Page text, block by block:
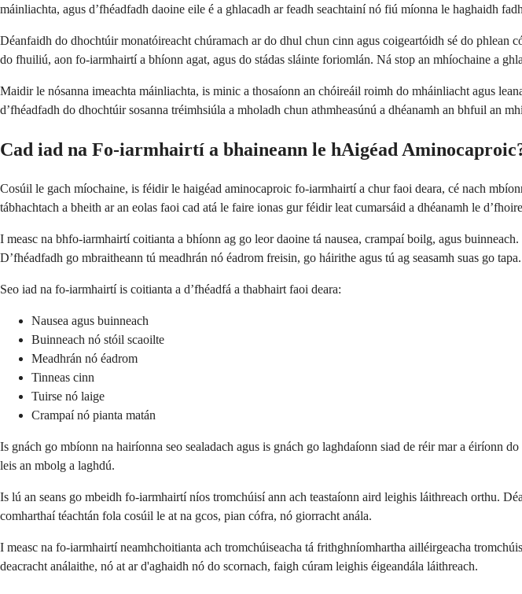
máinliachta, agus d’fhéadfadh daoine eile é a ghlacadh ar feadh seachtainí nó fiú míonna le haghaidh
Déanfaidh do dhochtúir monatóireacht chúramach ar do dhul chun cinn agus coigeartóidh sé do
do fhuiliú, aon fo-iarmhairtí a bhíonn agat, agus do stádas sláinte foriomlán. Ná stop an mhíochaine a
Maidir le nósanna imeachta máinliachta, is minic a thosaíonn an chóireáil roimh do mháinliacht agus
d’fhéadfadh do dhochtúir sosanna tréimhsiúla a mholadh chun athmheasúnú a dhéanamh an bhfuil an
Cad iad na Fo-iarmhairtí a bhaineann le hAigéad
Cosúil le gach míochaine, is féidir le haigéad aminocaproic fo-iarmhairtí a chur faoi deara, cé nach
tábhachtach a bheith ar an eolas faoi cad atá le faire ionas gur féidir leat cumarsáid a dhéanamh le
I measc na bhfo-iarmhairtí coitianta a bhíonn ag go leor daoine tá nausea, crampaí boilg, agus
D’fhéadfadh go mbraitheann tú meadhrán nó éadrom freisin, go háirithe agus tú ag seasamh suas go tapa.
Seo iad na fo-iarmhairtí is coitianta a d’fhéadfá a thabhairt faoi deara:
Nausea agus buinneach
Buinneach nó stóil scaoilte
Meadhrán nó éadrom
Tinneas cinn
Tuirse nó laige
Crampaí nó pianta matán
Is gnách go mbíonn na hairíonna seo sealadach agus is gnách go laghdaíonn siad de réir mar a éiríonn
leis an mbolg a laghdú.
Is lú an seans go mbeidh fo-iarmhairtí níos tromchúisí ann ach teastaíonn aird leighis láithreach orthu.
comharthaí téachtán fola cosúil le at na gcos, pian cófra, nó giorracht anála.
I measc na fo-iarmhairtí neamhchoitianta ach tromchúiseacha tá frithghníomhartha ailléirgeacha
deacracht análaithe, nó at ar d'aghaidh nó do scornach, faigh cúram leighis éigeandála láithreach.